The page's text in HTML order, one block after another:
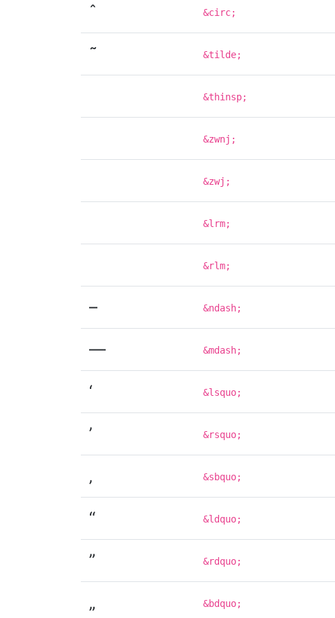
ˆ &circ;
˜ &tilde;
&thinsp;
&zwnj;
&zwj;
&lrm;
&rlm;
– &ndash;
— &mdash;
‘ &lsquo;
’ &rsquo;
‚ &sbquo;
“ &ldquo;
” &rdquo;
„ &bdquo;